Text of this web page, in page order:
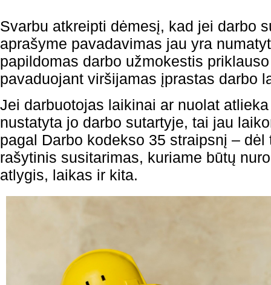
Svarbu atkreipti dėmesį, kad jei darbo
aprašyme pavadavimas jau yra
papildomas darbo užmokestis
pavaduojant viršijamas įprastas darbo
Jei darbuotojas laikinai ar nuolat
nustatyta jo darbo sutartyje, tai jau
pagal Darbo kodekso 35 straipsnį –
rašytinis susitarimas, kuriame būtų
atlygis, laikas ir kita.